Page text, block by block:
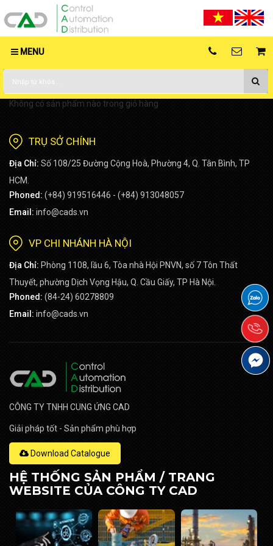
MENU
Không có sản phẩm nào trong giỏ hàng
TRỤ SỞ CHÍNH
Địa Chỉ: Số 108/25 Đường Cộng Hoà, Phường 4, Q. Tân Bình, TP
HCM.
Phoned: (+84) 919516446 - (+84) 913048057
Email: info@cads.vn
VP CHI NHÁNH HÀ NỘI
Địa Chỉ: Phòng 1108, lầu 6, Tòa nhà Hội PNVN, số 7 Tôn Thất
Thuyết, phường Dịch Vọng Hậu, Q. Cầu Giấy, TP Hà Nội.
Phoned: (84-24) 60278809
Email: info@cads.vn
CÔNG TY TNHH CUNG ỨNG CAD
Giải pháp tốt - Sản phẩm phù hợp
Download Catalogue
HỆ THỐNG SẢN PHẨM / TRANG
WEBSITE CỦA CÔNG TY CAD